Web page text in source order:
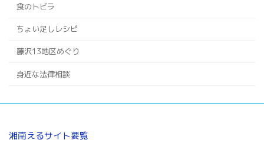
食のトビラ
ちょい足しレシピ
藤沢13地区めぐり
身近な法律相談
湘南えるサイト要覧